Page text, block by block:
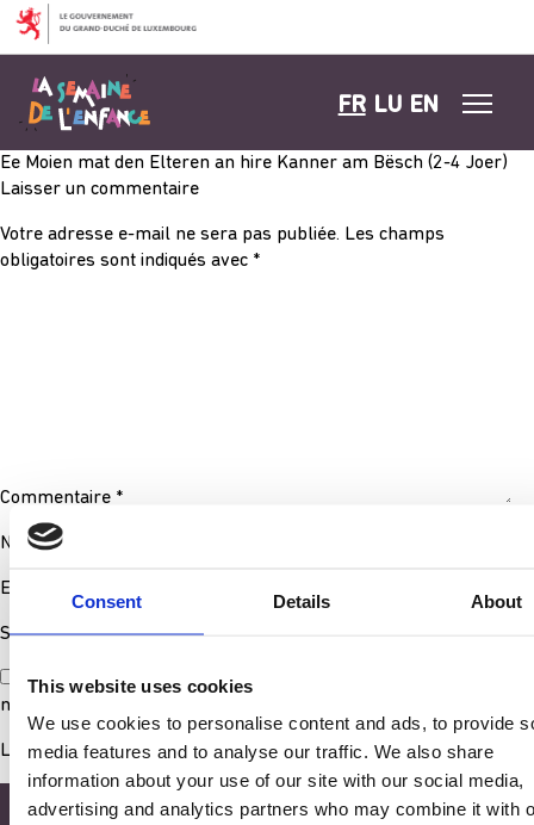
Consent Details About
This website uses cookies
We use cookies to personalise content and ads, to provide
media features and to analyse our traffic. We also share
information about your use of our site with our social media,
advertising and analytics partners who may combine it with
Aller au contenu
FR LU EN
Ee Moien mat den Elteren an hire Kanner am Bësch (2-4 Joer)
Laisser un commentaire
Votre adresse e-mail ne sera pas publiée. Les champs
obligatoires sont indiqués avec *
Commentaire *
Nom*
E-mail
Site web
Enregistrer mon nom, mon e-mail et mon site dans le
navigateur pour mon prochain commentaire.